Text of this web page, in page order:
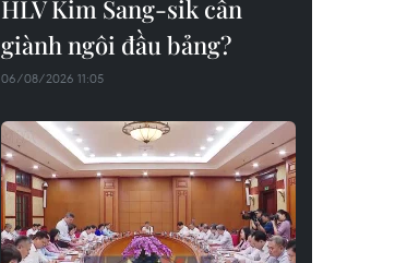
HLV Kim Sang-sik cần
giành ngôi đầu bảng?
06/08/2026 11:05